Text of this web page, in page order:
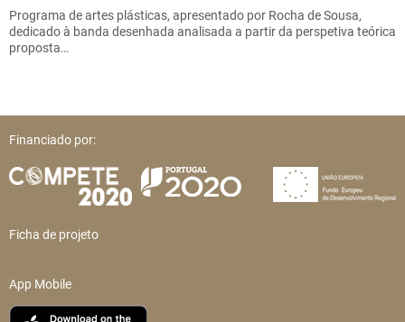
Programa de artes plásticas, apresentado por Rocha de Sousa,
dedicado à banda desenhada analisada a partir da perspetiva teórica
proposta…
Financiado por:
Ficha de projeto
App Mobile